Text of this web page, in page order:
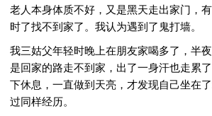
老人本身体质不好，又是黑天走出家门，
时了找不到家了。我认为遇到了鬼打墙。
我三姑父年轻时晚上在朋友家喝多了，半
是回家的路走不到家，出了一身汗也走累
下休息，一直做到天亮，才发现自己坐在
过同样经历。